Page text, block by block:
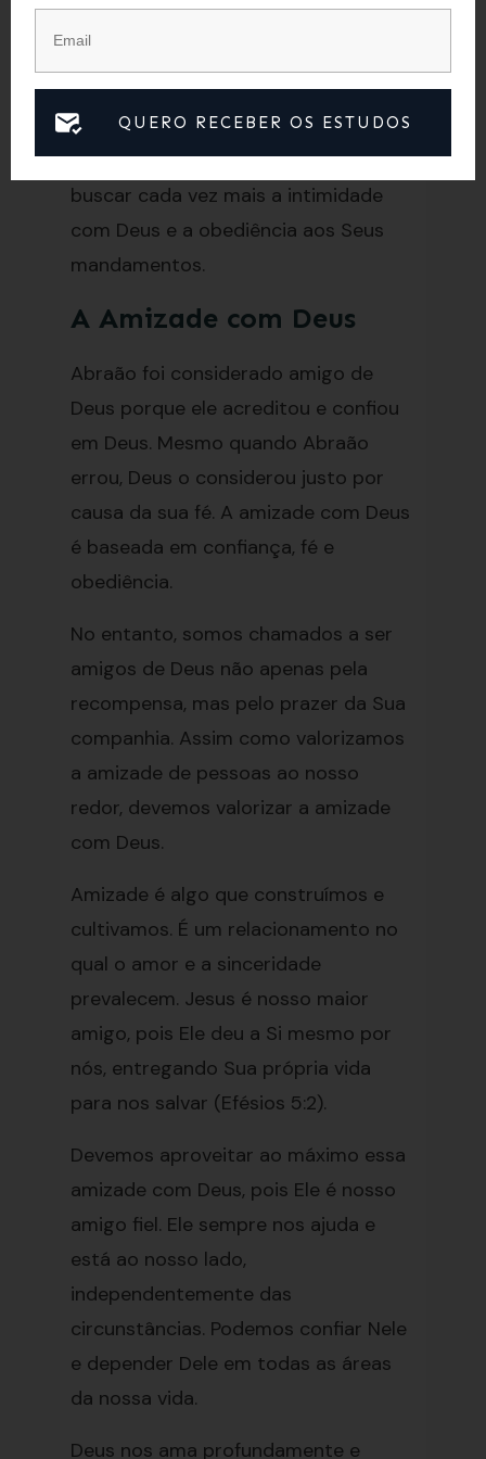
em recompensas ou benefícios, mas
em um relacionamento de amor e
compromisso mútuo. Devemos
buscar cada vez mais a intimidade
com Deus e a obediência aos Seus
mandamentos.
A Amizade com Deus
Abraão foi considerado amigo de
Deus porque ele acreditou e confiou
em Deus. Mesmo quando Abraão
errou, Deus o considerou justo por
causa da sua fé. A amizade com Deus
é baseada em confiança, fé e
obediência.
No entanto, somos chamados a ser
amigos de Deus não apenas pela
recompensa, mas pelo prazer da Sua
companhia. Assim como valorizamos
a amizade de pessoas ao nosso
redor, devemos valorizar a amizade
com Deus.
Amizade é algo que construímos e
cultivamos. É um relacionamento no
qual o amor e a sinceridade
prevalecem. Jesus é nosso maior
amigo, pois Ele deu a Si mesmo por
nós, entregando Sua própria vida
para nos salvar (Efésios 5:2).
Devemos aproveitar ao máximo essa
amizade com Deus, pois Ele é nosso
amigo fiel. Ele sempre nos ajuda e
está ao nosso lado,
independentemente das
circunstâncias. Podemos confiar Nele
e depender Dele em todas as áreas
da nossa vida.
Deus nos ama profundamente e
QUERO RECEBER OS ESTUDOS